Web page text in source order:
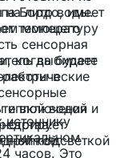
Бордо, имеет
температуру
сенсорная
выбирает
в
и включения
подсветкой
на литр воды.
моющего
когда будете
водой и
тряпкой.
часов. Это